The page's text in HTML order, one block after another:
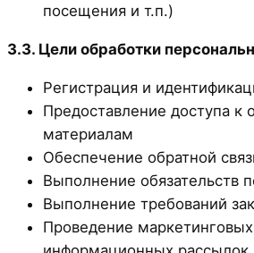
посещения и т.п.)
3.3. Цели обработки
Регистрация и
Предоставление доступа
материалам
Обеспечение обратной
Выполнение обязательств
Выполнение требований
Проведение